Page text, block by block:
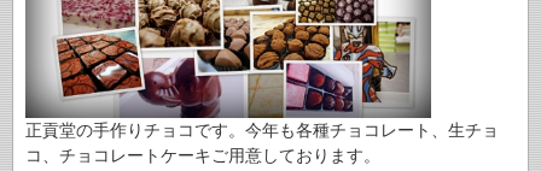
正貢堂の手作りチョコです。今年も各種チョコレート、生チョ
コ、チョコレートケーキご用意しております。